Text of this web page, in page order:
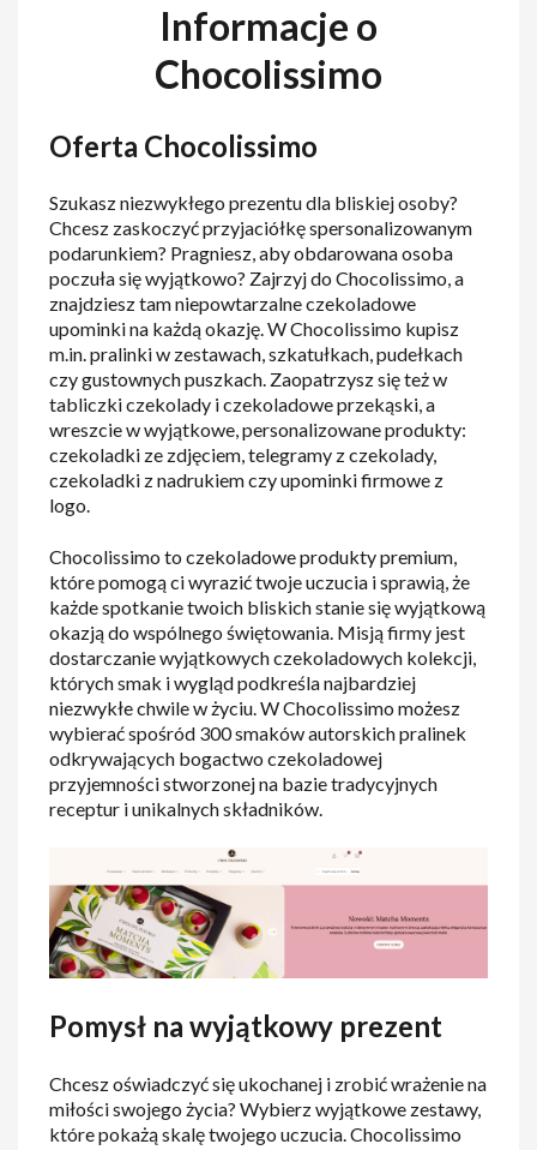
Informacje o
Chocolissimo
Oferta Chocolissimo
Szukasz niezwykłego prezentu dla bliskiej osoby?
Chcesz zaskoczyć przyjaciółkę spersonalizowanym
podarunkiem? Pragniesz, aby obdarowana osoba
poczuła się wyjątkowo? Zajrzyj do Chocolissimo, a
znajdziesz tam niepowtarzalne czekoladowe
upominki na każdą okazję. W Chocolissimo kupisz
m.in. pralinki w zestawach, szkatułkach, pudełkach
czy gustownych puszkach. Zaopatrzysz się też w
tabliczki czekolady i czekoladowe przekąski, a
wreszcie w wyjątkowe, personalizowane produkty:
czekoladki ze zdjęciem, telegramy z czekolady,
czekoladki z nadrukiem czy upominki firmowe z
logo.
Chocolissimo to czekoladowe produkty premium,
które pomogą ci wyrazić twoje uczucia i sprawią, że
każde spotkanie twoich bliskich stanie się wyjątkową
okazją do wspólnego świętowania. Misją firmy jest
dostarczanie wyjątkowych czekoladowych kolekcji,
których smak i wygląd podkreśla najbardziej
niezwykłe chwile w życiu. W Chocolissimo możesz
wybierać spośród 300 smaków autorskich pralinek
odkrywających bogactwo czekoladowej
przyjemności stworzonej na bazie tradycyjnych
receptur i unikalnych składników.
Pomysł na wyjątkowy prezent
Chcesz oświadczyć się ukochanej i zrobić wrażenie na
miłości swojego życia? Wybierz wyjątkowe zestawy,
które pokażą skalę twojego uczucia. Chocolissimo